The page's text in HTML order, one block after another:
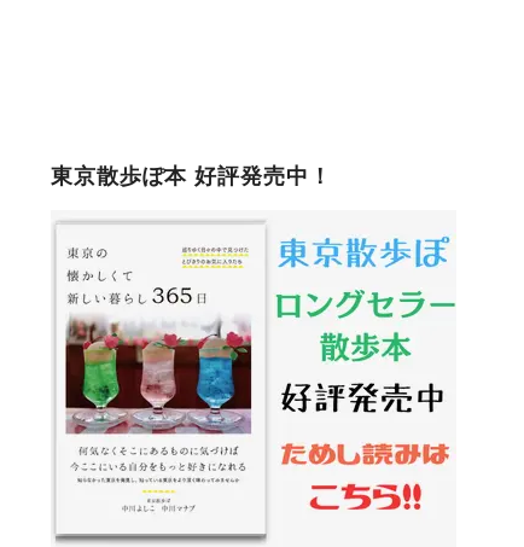
東京散歩ぽ本 好評発売中！